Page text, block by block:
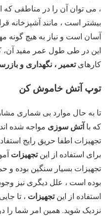
، می­ توان آن را در مناطقی
بیشتر است ، مانند آشپزخانه
آسان است و نیاز به هیچ گونه
کارهایتعمیر ، نگهداری و
توپ آتش خاموش کن
تا به حال موارد بی شماری
که با آتش­ سوزی مواجه شده
تجهیزات اطفا حریق رایج
برای استفاده از اینتجهیزات
تجهیزات بسیار سنگین بوده و
بوده است ، علل دیگری نیز وجود
استفاده از اینتجهیزات ، تا
نزدیک شوید. همین امر شما